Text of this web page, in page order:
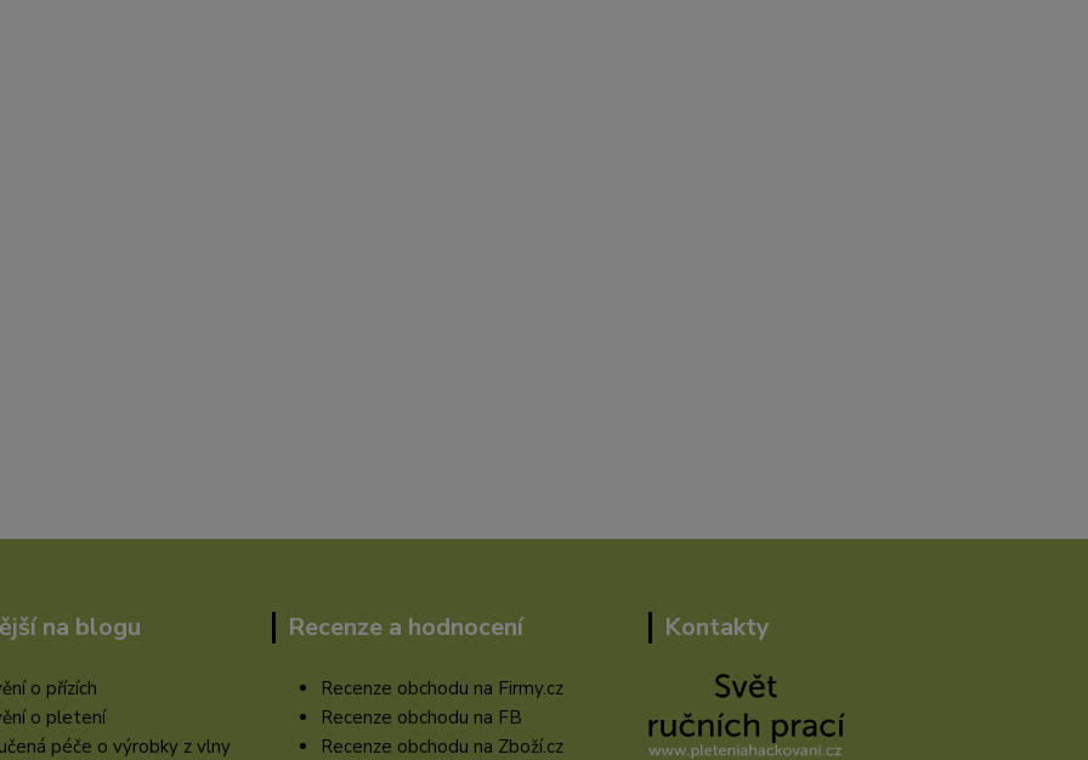
na blogu
o přízích
o pletení
péče o výrobky z vlny
Recenze a hodnocení
Recenze obchodu na Firmy.cz
Recenze obchodu na FB
Recenze obchodu na Zboží.cz
Kontakty